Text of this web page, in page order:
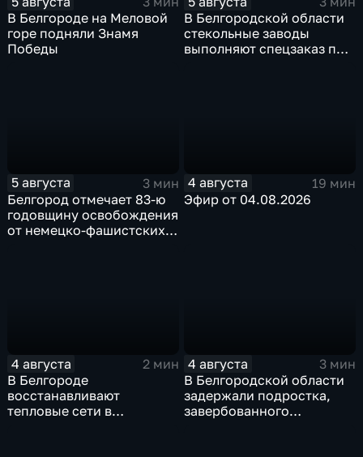
В Белгороде на Меловой
горе подняли Знамя
Победы
В Белгородской области
стекольные заводы
выполняют спецзаказ по
5 августа
3 мин
Белгород отмечает 83-ю
годовщину освобождения
от немецко-фашистских
4 августа
19 мин
Эфир от 04.08.2026
4 августа
2 мин
В Белгороде
восстанавливают
тепловые сети в
4 августа
3 мин
В Белгородской области
задержали подростка,
завербованного